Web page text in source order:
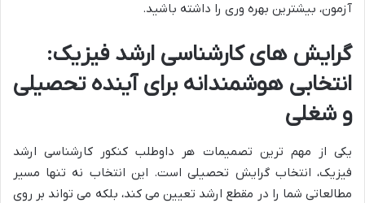
آزمون، بیشترین بهره وری را داشته باشید.
گرایش های کارشناسی ارشد فیزیک:
انتخابی هوشمندانه برای آینده تحصیلی
و شغلی
یکی از مهم ترین تصمیمات هر داوطلب کنکور کارشناسی ارشد
فیزیک، انتخاب گرایش تحصیلی است. این انتخاب نه تنها مسیر
مطالعاتی شما را در مقطع ارشد تعیین می کند، بلکه می تواند بر روی